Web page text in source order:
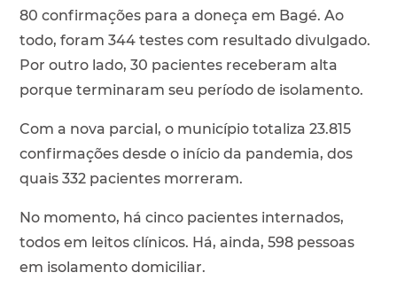
80 confirmações para a doneça em Bagé. Ao
todo, foram 344 testes com resultado divulgado.
Por outro lado, 30 pacientes receberam alta
porque terminaram seu período de isolamento.
Com a nova parcial, o município totaliza 23.815
confirmações desde o início da pandemia, dos
quais 332 pacientes morreram.
No momento, há cinco pacientes internados,
todos em leitos clínicos. Há, ainda, 598 pessoas
em isolamento domiciliar.